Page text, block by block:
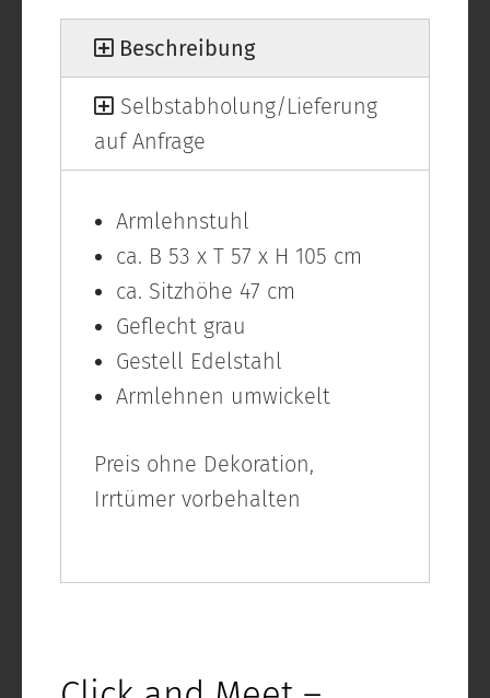
Beschreibung
Selbstabholung/Lieferung
auf Anfrage
Armlehnstuhl
ca. B 53 x T 57 x H 105 cm
ca. Sitzhöhe 47 cm
Geflecht grau
Gestell Edelstahl
Armlehnen umwickelt
Preis ohne Dekoration,
Irrtümer vorbehalten